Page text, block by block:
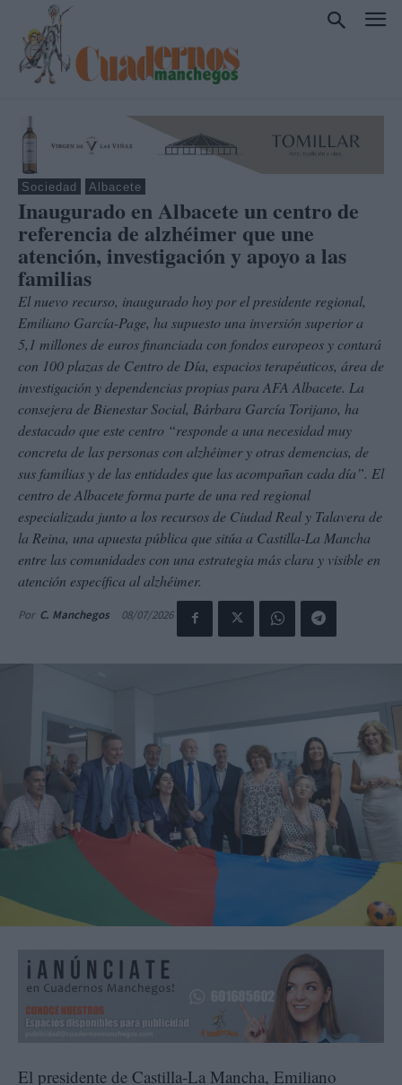
Sociedad Albacete
Inaugurado en Albacete un centro de
referencia de alzhéimer que une
atención, investigación y apoyo a las
familias
El nuevo recurso, inaugurado hoy por el presidente regional,
Emiliano García-Page, ha supuesto una inversión superior a
5,1 millones de euros financiada con fondos europeos y contará
con 100 plazas de Centro de Día, espacios terapéuticos, área de
investigación y dependencias propias para AFA Albacete. La
consejera de Bienestar Social, Bárbara García Torijano, ha
destacado que este centro “responde a una necesidad muy
concreta de las personas con alzhéimer y otras demencias, de
sus familias y de las entidades que las acompañan cada día”. El
centro de Albacete forma parte de una red regional
especializada junto a los recursos de Ciudad Real y Talavera de
la Reina, una apuesta pública que sitúa a Castilla-La Mancha
entre las comunidades con una estrategia más clara y visible en
atención específica al alzhéimer.
Por C. Manchegos 08/07/2026
El presidente de Castilla-La Mancha, Emiliano